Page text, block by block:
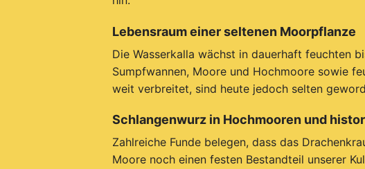
Lebensraum einer seltenen Moorpflanze
Die Wasserkalla wächst in dauerhaft feuchten
Sumpfwannen, Moore und Hochmoore sowie
weit verbreitet, sind heute jedoch selten
Schlangenwurz in Hochmooren und
Zahlreiche Funde belegen, dass das
Moore noch einen festen Bestandteil unserer